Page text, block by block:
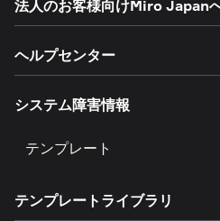
法人のお客様向けMiro Japan
ヘルプセンター
システム障害情報
テンプレート
テンプレートライブラリ